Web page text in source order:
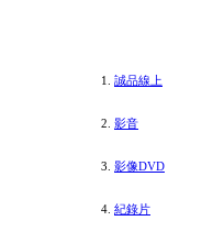
誠品線上
影音
影像DVD
紀錄片